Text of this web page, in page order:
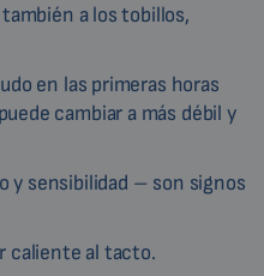
a los tobillos,
en las primeras horas
cambiar a más débil y
y sensibilidad – son signos
caliente al tacto.